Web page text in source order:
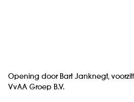
Opening door Bart Janknegt,
VvAA Groep B.V.